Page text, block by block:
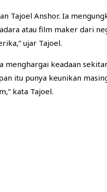
Tajoel Anshor. Ia
atau film maker dari
ujar Tajoel.
menghargai keadaan
itu punya keunikan
kata Tajoel.